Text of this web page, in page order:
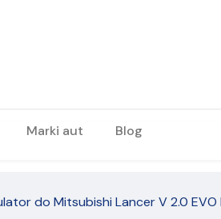
Marki aut Blog
do Mitsubishi Lancer V 2.0 EVO